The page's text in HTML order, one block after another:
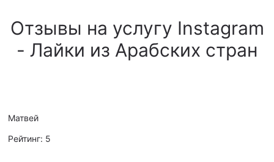
Отзывы на услугу Instagram
- Лайки из Арабских стран
Матвей
Рейтинг: 5